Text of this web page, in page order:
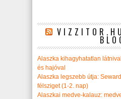
Alaszka kihagyhatatlan
és hajóval
Alaszka legszebb útja:
félsziget (1-2. nap)
Alaszkai medve-kalauz: